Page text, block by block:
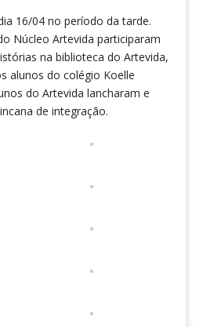
16/04 no período da tarde.
Núcleo Artevida participaram
na biblioteca do Artevida,
alunos do colégio Koelle
do Artevida lancharam e
de integração.